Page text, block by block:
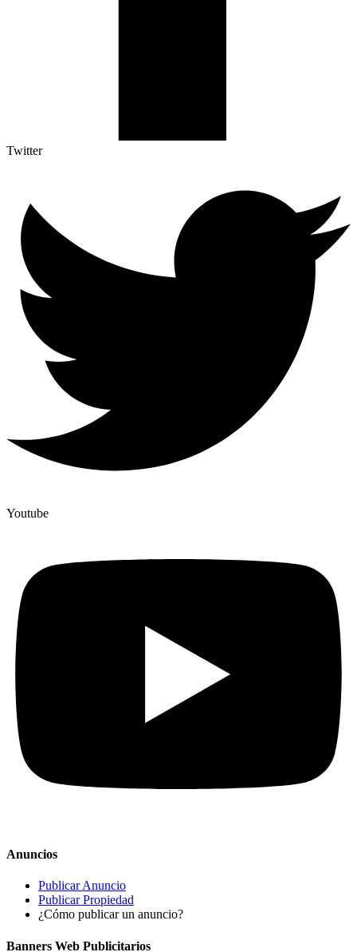
Twitter
Youtube
Anuncios
Publicar Anuncio
Publicar Propiedad
¿Cómo publicar un anuncio?
Banners Web Publicitarios